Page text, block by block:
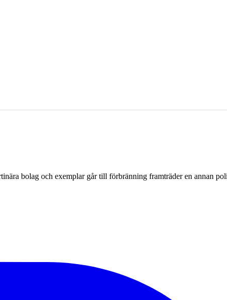
bolag och exemplar går till förbränning framträder en annan